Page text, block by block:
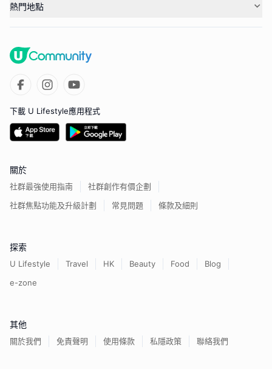
熱門地點
下載 U Lifestyle應用程式
關於
社群最強使用指南
社群創作有價企劃
社群焦點功能及升級計劃
常見問題 條款及細則
探索
U Lifestyle Travel HK Beauty Food
Blog
e-zone
其他
關於我們 免責聲明 使用條款 私隱政策 聯絡我們